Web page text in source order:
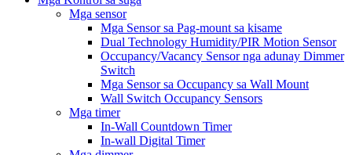
Mga sensor
Mga Sensor sa Pag-mount sa kisame
Dual Technology Humidity/PIR Motion Sensor
Occupancy/Vacancy Sensor nga adunay Dimmer
Switch
Mga Sensor sa Occupancy sa Wall Mount
Wall Switch Occupancy Sensors
Mga timer
In-Wall Countdown Timer
In-wall Digital Timer